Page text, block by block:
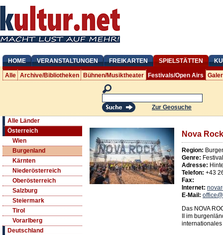
HOME VERANSTALTUNGEN FREIKARTEN SPIELSTÄTTEN
Alle Archive/Bibliotheken Bühnen/Musiktheater Festivals/Open Airs
Zur Geosuche
Alle Länder
Österreich
Wien
Burgenland
Kärnten
Niederösterreich
Oberösterreich
Salzburg
Steiermark
Tirol
Vorarlberg
Deutschland
Nova
Region:
Genre:
Adresse:
Telefon: +43
Fax:
Internet:
E-Mail:
Das NOVA
II im
internationales